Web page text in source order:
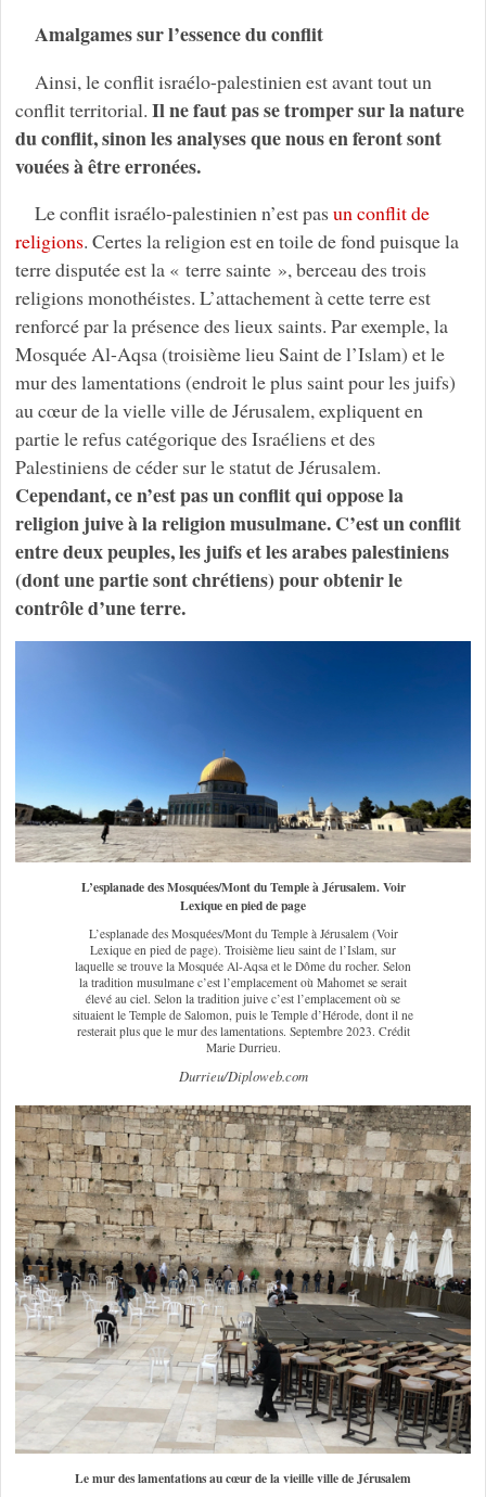
Amalgames sur l’essence du conflit
Ainsi, le conflit israélo-palestinien est avant tout un
conflit territorial. Il ne faut pas se tromper sur la nature
du conflit, sinon les analyses que nous en feront sont
vouées à être erronées.
Le conflit israélo-palestinien n’est pas un conflit de
religions. Certes la religion est en toile de fond puisque la
terre disputée est la « terre sainte », berceau des trois
religions monothéistes. L’attachement à cette terre est
renforcé par la présence des lieux saints. Par exemple, la
Mosquée Al-Aqsa (troisième lieu Saint de l’Islam) et le
mur des lamentations (endroit le plus saint pour les juifs)
au cœur de la vielle ville de Jérusalem, expliquent en
partie le refus catégorique des Israéliens et des
Palestiniens de céder sur le statut de Jérusalem.
Cependant, ce n’est pas un conflit qui oppose la
religion juive à la religion musulmane. C’est un conflit
entre deux peuples, les juifs et les arabes palestiniens
(dont une partie sont chrétiens) pour obtenir le
contrôle d’une terre.
L’esplanade des Mosquées/Mont du Temple à Jérusalem. Voir
Lexique en pied de page
L’esplanade des Mosquées/Mont du Temple à Jérusalem (Voir
Lexique en pied de page). Troisième lieu saint de l’Islam, sur
laquelle se trouve la Mosquée Al-Aqsa et le Dôme du rocher. Selon
la tradition musulmane c’est l’emplacement où Mahomet se serait
élevé au ciel. Selon la tradition juive c’est l’emplacement où se
situaient le Temple de Salomon, puis le Temple d’Hérode, dont il ne
resterait plus que le mur des lamentations. Septembre 2023. Crédit
Marie Durrieu.
Durrieu/Diploweb.com
Le mur des lamentations au cœur de la vieille ville de Jérusalem